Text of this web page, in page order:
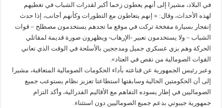
في البلاد، مشيرا إلى أنهم يعطون زخما أكبر لقدرات الشباب في تغطيهم
لهذه الأحداث، وقال: « إنهم يتعاطون مع التطورات وكأنهم أجانب، إذا حدث
إنفجار بسيارة مفخخة تركت في موقع ما تجدهم يستخدمون مصطلح – قوات
الشباب – ولا يستخدمون تعبير -الإرهاب- ويظهرون صورة قديمة لمقاتلي
الحركة وهم بزي عسكري جميل ومدججين بالأسلحة في الوقت الذي تعاني
القوات الصومالية من نقص في العتاد».
وعبر رئيس الجمهورية عن قناعته بأداء الحكومات الصومالية المتعاقبة، مشيرا
إلى أن الحكومتين الحالية وسابقتها استطاعتا تعزيز نظام يستوعب جميع
الصوماليين في إطار يسوده التفاهم مع الأقاليم الفدرالية، وأكد التزام
جمهورية جيبوتي بدعم جميع الصوماليين دون استثناء.